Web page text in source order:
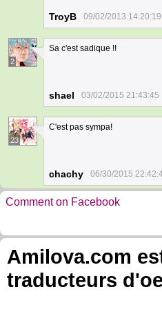
TroyB 09/02/2013 14:20:19
2
Sa c'est sadique !!
shael 03/02/2015 21:43:45
23
C'est pas sympa!
chachy 06/30/2015
Comment on Facebook
Amilova.com
traducteurs